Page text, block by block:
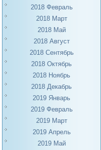
2018 Февраль
2018 Март
2018 Май
2018 Август
2018 Сентябрь
2018 Октябрь
2018 Ноябрь
2018 Декабрь
2019 Январь
2019 Февраль
2019 Март
2019 Апрель
2019 Май